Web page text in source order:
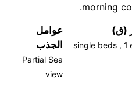
morning
(ق)
2 single beds ,
عوامل
الجذب
Partial Sea
view